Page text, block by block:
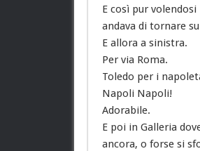
E così pur
andava di tornare
E allora a sinistra.
Per via Roma.
Toledo per i
Napoli Napoli!
Adorabile.
E poi in Galleria
ancora, o forse si